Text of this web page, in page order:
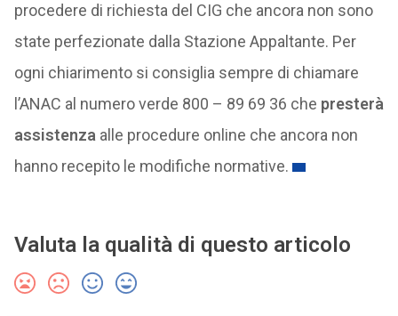
procedere di richiesta del CIG che ancora non sono
state perfezionate dalla Stazione Appaltante. Per
ogni chiarimento si consiglia sempre di chiamare
l’ANAC al numero verde 800 – 89 69 36 che presterà
assistenzaalle procedure online che ancora non
hanno recepito le modifiche normative.
Valuta la qualità di questo articolo